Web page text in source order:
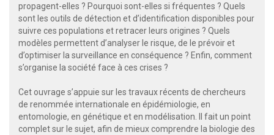
propagent-elles ? Pourquoi sont-elles si fréquentes ? Quels
sont les outils de détection et d’identification disponibles pour
suivre ces populations et retracer leurs origines ? Quels
modèles permettent d’analyser le risque, de le prévoir et
d’optimiser la surveillance en conséquence ? Enfin, comment
s’organise la société face à ces crises ?
Cet ouvrage s’appuie sur les travaux récents de chercheurs
de renommée internationale en épidémiologie, en
entomologie, en génétique et en modélisation. Il fait un point
complet sur le sujet, afin de mieux comprendre la biologie des